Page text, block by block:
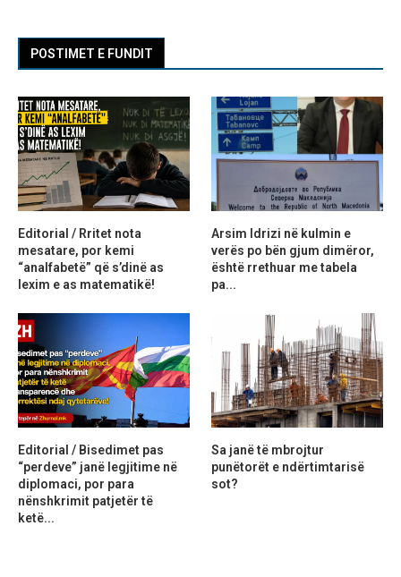
POSTIMET E FUNDIT
Editorial / Rritet nota
mesatare, por kemi
“analfabetë” që s’dinë as
lexim e as matematikë!
Arsim Idrizi në kulmin e
verës po bën gjum dimëror,
është rrethuar me tabela
pa...
Editorial / Bisedimet pas
“perdeve” janë legjitime në
diplomaci, por para
nënshkrimit patjetër të
ketë...
Sa janë të mbrojtur
punëtorët e ndërtimtarisë
sot?